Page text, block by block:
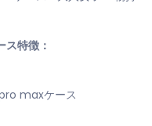
特徴：
maxケース